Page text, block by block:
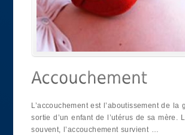
L’accouchement est l’aboutissement de la
sortie d’un enfant de l’utérus de sa mère.
souvent, l’accouchement survient …